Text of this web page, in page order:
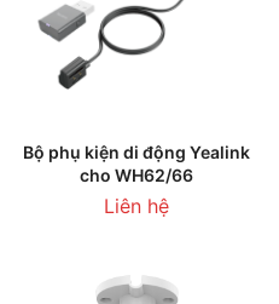
Bộ phụ kiện di động Yealink
cho WH62/66
Liên hệ